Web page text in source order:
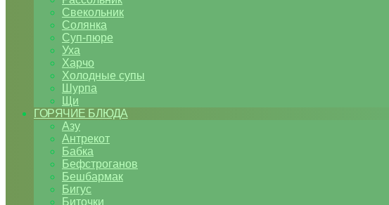
Свекольник
Солянка
Суп-пюре
Уха
Харчо
Холодные супы
Шурпа
Щи
ГОРЯЧИЕ БЛЮДА
Азу
Антрекот
Бабка
Бефстроганов
Бешбармак
Бигус
Биточки